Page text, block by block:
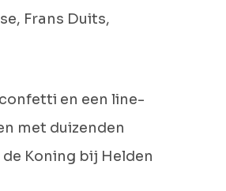
Frans Duits,
en een line-
met duizenden
Koning bij Helden